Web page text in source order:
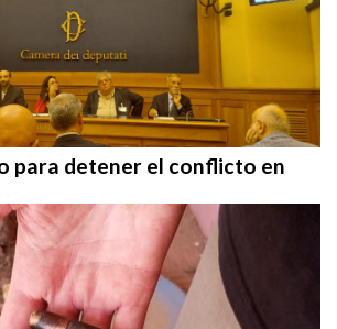
para detener el conflicto en